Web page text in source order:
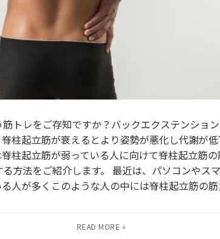
トレをご存知ですか？バックエクステンショ
柱起立筋が衰えるとより姿勢が悪化し代謝が
柱起立筋が弱っている人に向けて脊柱起立筋
方法をご紹介します。 最近は、パソコンやス
人が多くこのような人の中には脊柱起立筋の